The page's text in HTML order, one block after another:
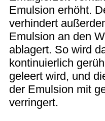
Emulsion erhöht.
verhindert
Emulsion an den
ablagert. So wird
kontinuierlich
geleert wird, und
der Emulsion mit
verringert.